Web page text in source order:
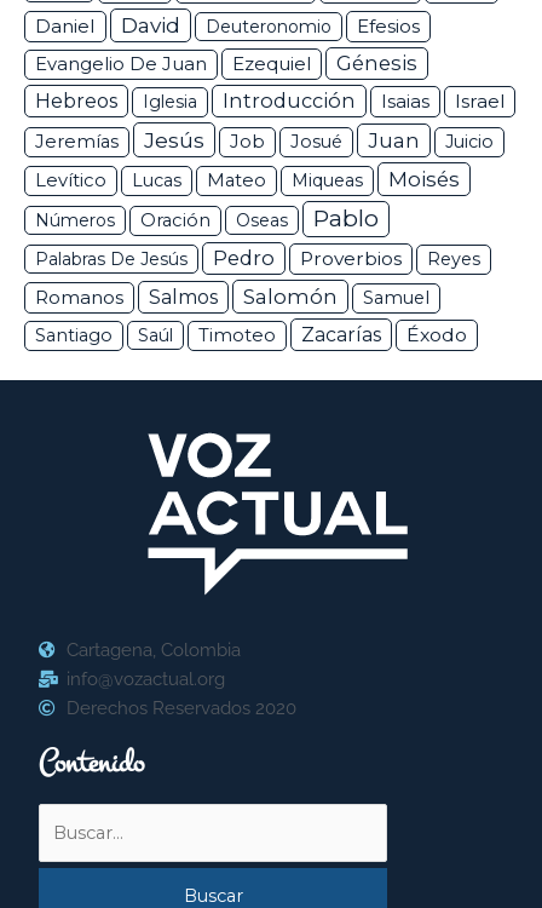
Daniel David Deuteronomio Efesios
Evangelio De Juan Ezequiel
Génesis
Hebreos
Iglesia Introducción Isaias Israel
Jeremías Jesús Job Josué Juan
Juicio
Levítico
Lucas Mateo Miqueas Moisés
Números Oración Oseas Pablo
Palabras De Jesús Pedro Proverbios Reyes
Romanos Salmos Salomón
Samuel
Santiago
Saúl Timoteo Zacarías Éxodo
Cartagena, Colombia
info@vozactual.org
Derechos Reservados 2020
Contenido
por: